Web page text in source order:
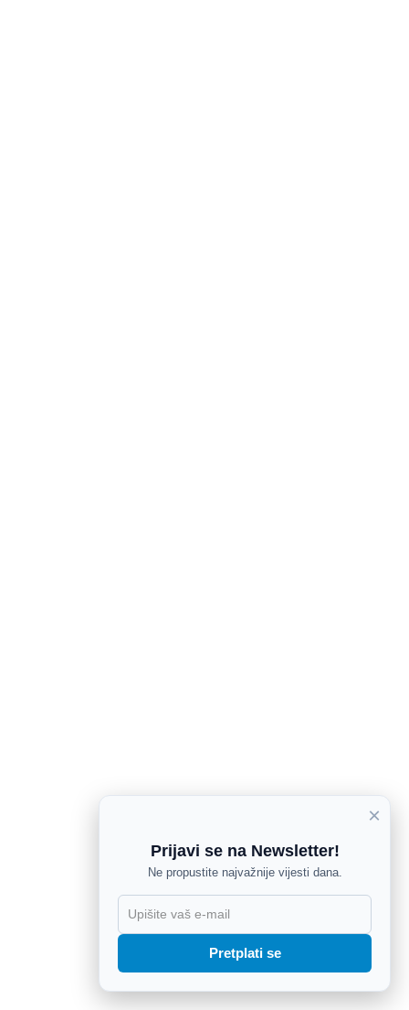
×
Prijavi se na Newsletter!
Ne propustite najvažnije vijesti dana.
Pretplati se